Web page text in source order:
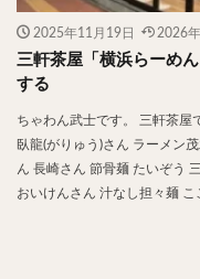
2025年11月19日 2026
三軒茶屋「横浜らーめ
する
ちゃわん武士です。 三軒茶屋
臥龍(がりゅう)さん ラーメン
ん 長崎さん 節骨麺 たいぞう
おいけんさん 汁なし担々麺